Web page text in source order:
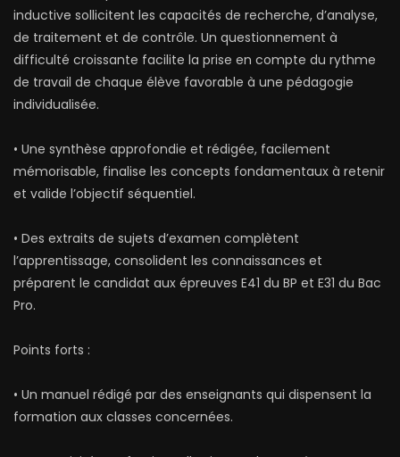
inductive sollicitent les capacités de recherche, d’analyse,
de traitement et de contrôle. Un questionnement à
difficulté croissante facilite la prise en compte du rythme
de travail de chaque élève favorable à une pédagogie
individualisée.
• Une synthèse approfondie et rédigée, facilement
mémorisable, finalise les concepts fondamentaux à retenir
et valide l’objectif séquentiel.
• Des extraits de sujets d’examen complètent
l’apprentissage, consolident les connaissances et
préparent le candidat aux épreuves E41 du BP et E31 du Bac
Pro.
Points forts :
• Un manuel rédigé par des enseignants qui dispensent la
formation aux classes concernées.